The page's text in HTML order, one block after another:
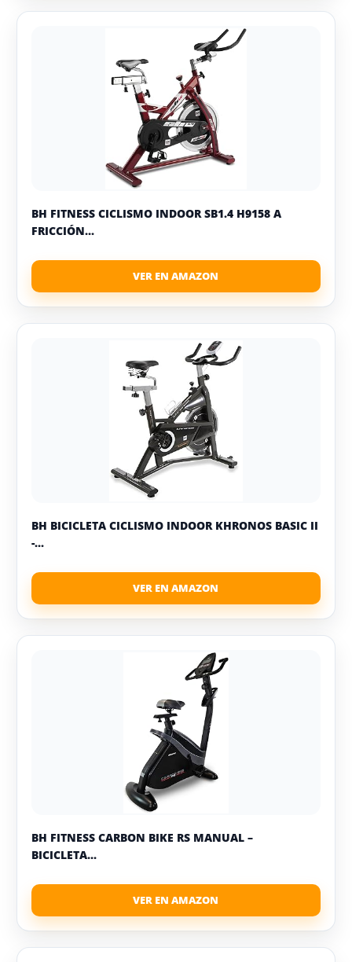
BH FITNESS CICLISMO INDOOR SB1.4 H9158 A
FRICCIÓN...
BH BICICLETA CICLISMO INDOOR KHRONOS BASIC II
-...
BH FITNESS CARBON BIKE RS MANUAL –
BICICLETA...